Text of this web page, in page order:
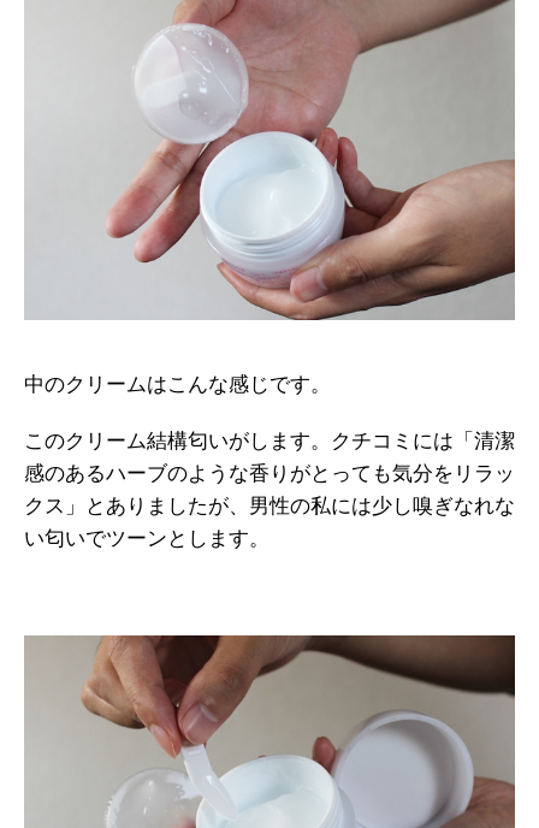
中のクリームはこんな感じです。
このクリーム結構匂いがします。クチコミには「清潔
感のあるハーブのような香りがとっても気分をリラッ
クス」とありましたが、男性の私には少し嗅ぎなれな
い匂いでツーンとします。